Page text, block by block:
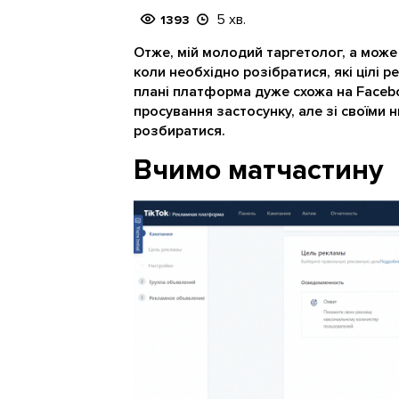
1393 5 хв.
Отже, мій молодий таргетолог, а може
коли необхідно розібратися, які цілі
плані платформа дуже схожа на
просування застосунку, але зі
розбиратися.
Вчимо матчастину